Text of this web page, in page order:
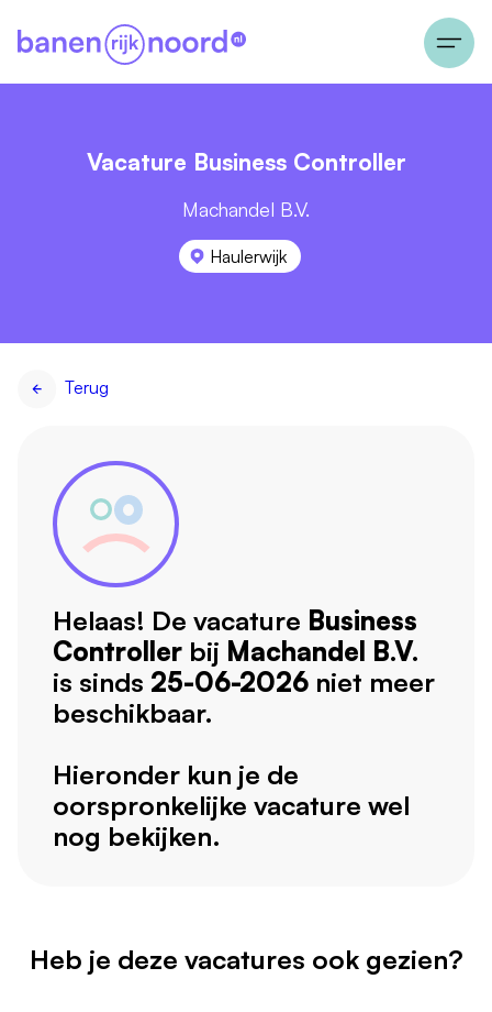
Vacature Business Controller
Machandel B.V.
Haulerwijk
Terug
Helaas! De vacature Business
Controller bij Machandel B.V.
is sinds 25-06-2026 niet meer
beschikbaar.
Hieronder kun je de
oorspronkelijke vacature wel
nog bekijken.
Heb je deze vacatures ook gezien?